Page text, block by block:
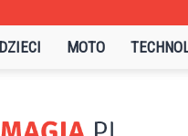
DZIECI MOTO